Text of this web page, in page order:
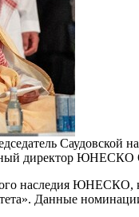
Саудовской
директор ЮНЕСКО
наследия ЮНЕСКО,
Данные